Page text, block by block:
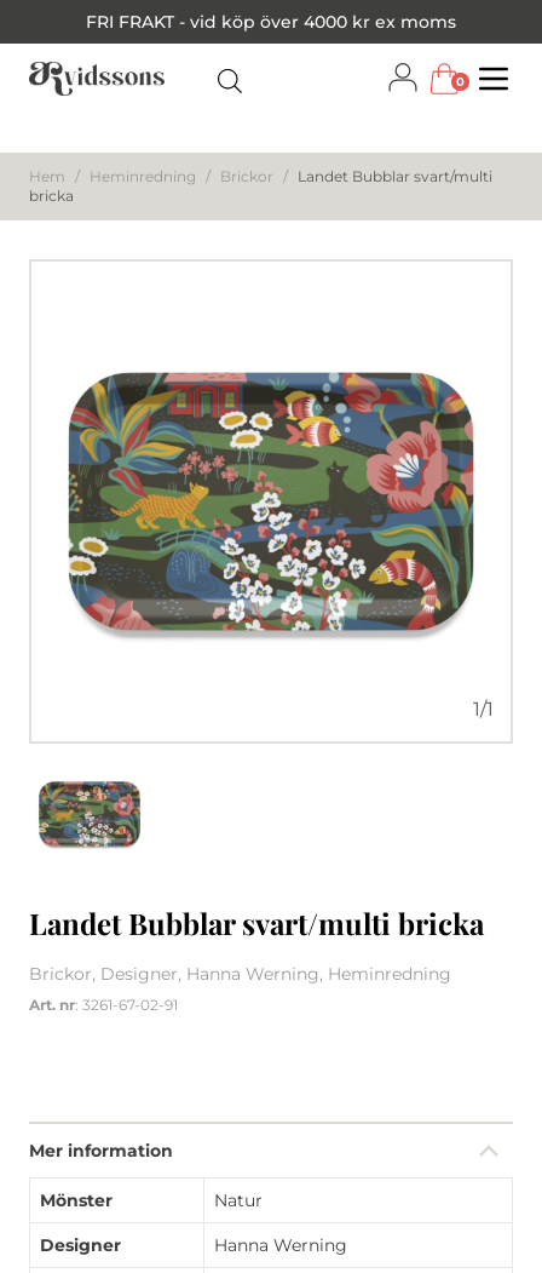
FRI FRAKT - vid köp över 4000 kr ex moms
0
Hem / Heminredning / Brickor / Landet Bubblar svart/multi
bricka
1/1
Landet Bubblar svart/multi bricka
Brickor, Designer, Hanna Werning, Heminredning
Art. nr: 3261-67-02-91
Mer information
Mönster Natur
Designer Hanna Werning